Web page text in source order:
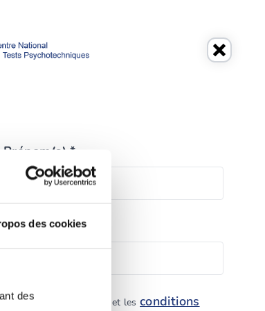
des cookies
des
Prénom(s) *
Téléphone *
des données et lesconditions